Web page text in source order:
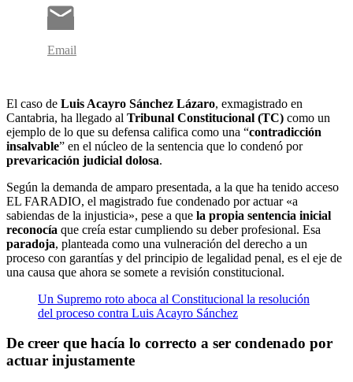
Email
El caso de Luis Acayro Sánchez Lázaro, exmagistrado en
Cantabria, ha llegado al Tribunal Constitucional (TC) como un
ejemplo de lo que su defensa califica como una “contradicción
insalvable” en el núcleo de la sentencia que lo condenó por
prevaricación judicial dolosa.
Según la demanda de amparo presentada, a la que ha tenido acceso
EL FARADIO, el magistrado fue condenado por actuar «a
sabiendas de la injusticia», pese a que la propia sentencia inicial
reconocía que creía estar cumpliendo su deber profesional. Esa
paradoja, planteada como una vulneración del derecho a un
proceso con garantías y del principio de legalidad penal, es el eje de
una causa que ahora se somete a revisión constitucional.
Un Supremo roto aboca al Constitucional la resolución
del proceso contra Luis Acayro Sánchez
De creer que hacía lo correcto a ser condenado por
actuar injustamente